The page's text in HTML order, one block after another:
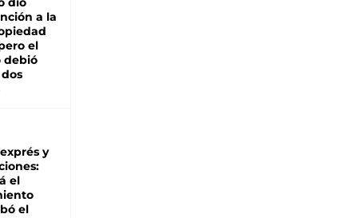
a la
el
debió
y
el
el